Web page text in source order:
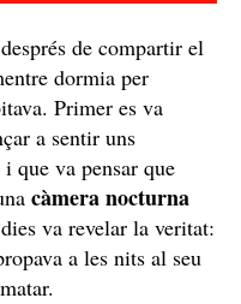
de compartir el
dormia per
Primer es va
a sentir uns
que va pensar que
càmera nocturna
va revelar la veritat:
a les nits al seu